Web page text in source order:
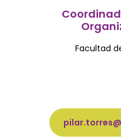
Facultad